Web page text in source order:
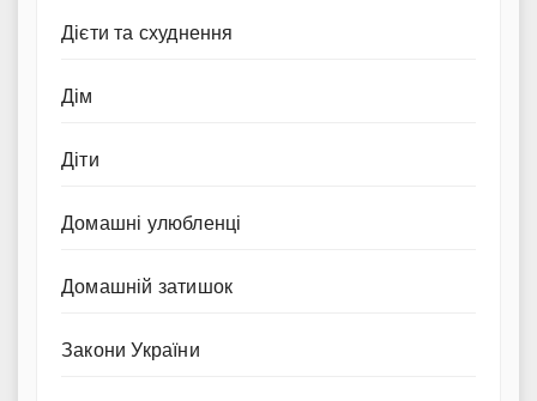
Дієти та схуднення
Дім
Діти
Домашні улюбленці
Домашній затишок
Закони України